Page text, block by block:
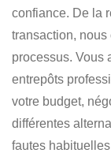
confiance. De la
transaction,
processus. Vous
entrepôts
votre budget,
différentes
fautes